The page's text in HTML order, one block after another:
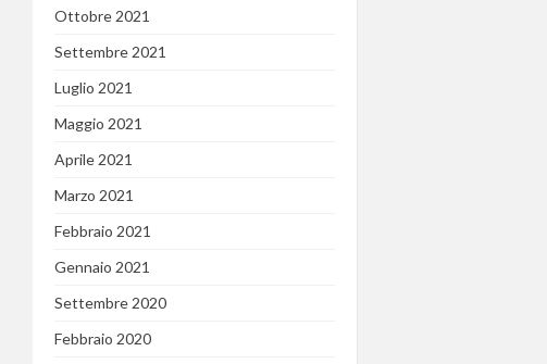
Ottobre 2021
Settembre 2021
Luglio 2021
Maggio 2021
Aprile 2021
Marzo 2021
Febbraio 2021
Gennaio 2021
Settembre 2020
Febbraio 2020